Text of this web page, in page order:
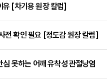
유 [차기용 원장 칼럼]
전 확인 필요 [정도감 원장 칼럼]
못하는 어깨 유착성 관절낭염